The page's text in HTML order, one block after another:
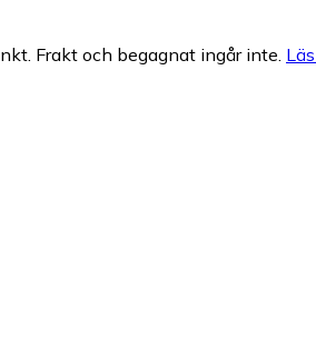
Frakt och begagnat ingår inte.